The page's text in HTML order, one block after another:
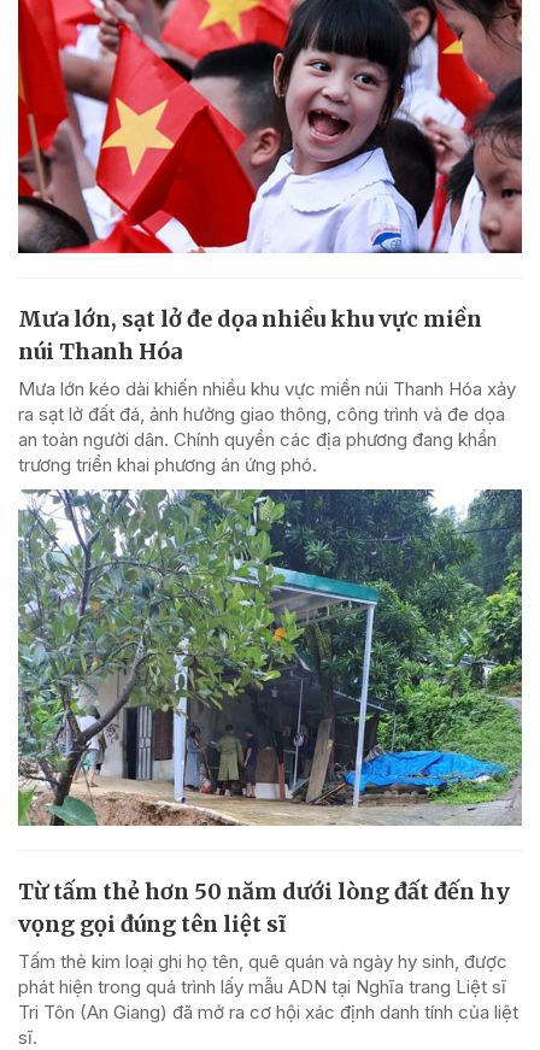
Mưa lớn, sạt lở đe dọa nhiều khu vực miền
núi Thanh Hóa
Mưa lớn kéo dài khiến nhiều khu vực miền núi Thanh Hóa xảy
ra sạt lở đất đá, ảnh hưởng giao thông, công trình và đe dọa
an toàn người dân. Chính quyền các địa phương đang khẩn
trương triển khai phương án ứng phó.
Từ tấm thẻ hơn 50 năm dưới lòng đất đến hy
vọng gọi đúng tên liệt sĩ
Tấm thẻ kim loại ghi họ tên, quê quán và ngày hy sinh, được
phát hiện trong quá trình lấy mẫu ADN tại Nghĩa trang Liệt sĩ
Tri Tôn (An Giang) đã mở ra cơ hội xác định danh tính của liệt
sĩ.